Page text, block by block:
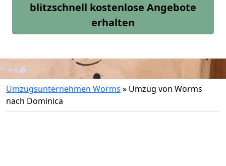
blitzschnell kostenlose Angebote
erhalten
Umzugsunternehmen Worms » Umzug von Worms
nach Dominica